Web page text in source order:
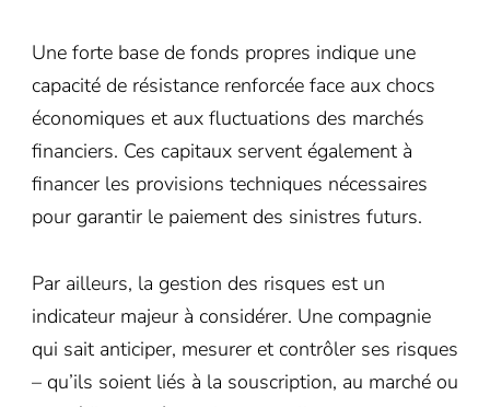
Une forte base de fonds propres indique une
capacité de résistance renforcée face aux chocs
économiques et aux fluctuations des marchés
financiers. Ces capitaux servent également à
financer les provisions techniques nécessaires
pour garantir le paiement des sinistres futurs.
Par ailleurs, la gestion des risques est un
indicateur majeur à considérer. Une compagnie
qui sait anticiper, mesurer et contrôler ses risques
– qu’ils soient liés à la souscription, au marché ou